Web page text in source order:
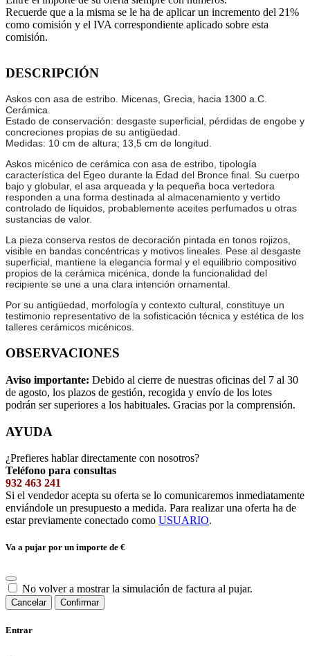
Recuerde que a la misma se le ha de aplicar un incremento del 21%
como comisión y el IVA correspondiente aplicado sobre esta
comisión.
DESCRIPCIÓN
Askos con asa de estribo. Micenas, Grecia, hacia 1300 a.C.
Cerámica.
Estado de conservación: desgaste superficial, pérdidas de engobe y
concreciones propias de su antigüedad.
Medidas: 10 cm de altura; 13,5 cm de longitud.
Askos micénico de cerámica con asa de estribo, tipología
característica del Egeo durante la Edad del Bronce final. Su cuerpo
bajo y globular, el asa arqueada y la pequeña boca vertedora
responden a una forma destinada al almacenamiento y vertido
controlado de líquidos, probablemente aceites perfumados u otras
sustancias de valor.
La pieza conserva restos de decoración pintada en tonos rojizos,
visible en bandas concéntricas y motivos lineales. Pese al desgaste
superficial, mantiene la elegancia formal y el equilibrio compositivo
propios de la cerámica micénica, donde la funcionalidad del
recipiente se une a una clara intención ornamental.
Por su antigüedad, morfología y contexto cultural, constituye un
testimonio representativo de la sofisticación técnica y estética de los
talleres cerámicos micénicos.
OBSERVACIONES
Aviso importante: Debido al cierre de nuestras oficinas del 7 al 30
de agosto, los plazos de gestión, recogida y envío de los lotes
podrán ser superiores a los habituales. Gracias por la comprensión.
AYUDA
¿Prefieres hablar directamente con nosotros?
Teléfono para consultas
932 463 241
Si el vendedor acepta su oferta se lo comunicaremos inmediatamente
enviándole un presupuesto a medida. Para realizar una oferta ha de
estar previamente conectado como USUARIO.
Va a pujar por un importe de €
No volver a mostrar la simulación de factura al pujar.
Cancelar Confirmar
Entrar